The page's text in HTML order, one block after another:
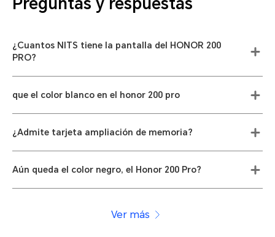
Preguntas y respuestas
¿Cuantos NITS tiene la pantalla del HONOR 200
PRO?
que el color blanco en el honor 200 pro
¿Admite tarjeta ampliación de memoria?
Aún queda el color negro, el Honor 200 Pro?
Ver más